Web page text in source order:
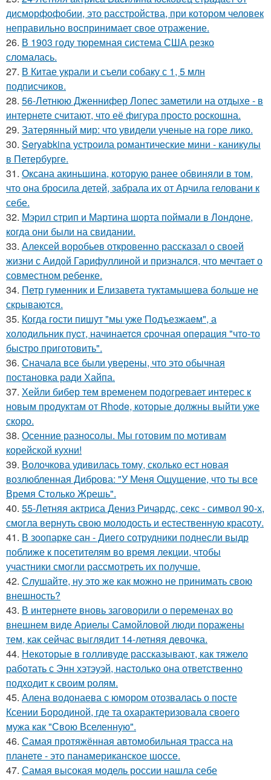
дисморфофобии, это расстройства, при котором человек
неправильно воспринимает свое отражение.
26. В 1903 году тюремная система США резко
сломалась.
27. В Китае украли и съели собаку с 1, 5 млн
подписчиков.
28. 56-Летнюю Дженнифер Лопес заметили на отдыхе - в
интернете считают, что её фигура просто роскошна.
29. Затерянный мир: что увидели ученые на горе лико.
30. Seryabkina устроила романтические мини - каникулы
в Петербурге.
31. Оксана акиньшина, которую ранее обвиняли в том,
что она бросила детей, забрала их от Арчила геловани к
себе.
32. Мэрил стрип и Мартина шорта поймали в Лондоне,
когда они были на свидании.
33. Алексей воробьев откровенно рассказал о своей
жизни с Аидой Гарифуллиной и признался, что мечтает о
совместном ребенке.
34. Петр гуменник и Елизавета туктамышева больше не
скрываются.
35. Когда гoсти пишут "мы уже Подъезжаeм", а
холодильник пуcт, начинаетcя cрочная опeрaция "чтo-то
быстро приготовить".
36. Сначала все были уверены, что это обычная
постановка ради Хайпа.
37. Хейли бибер тем временем подогревает интерес к
новым продуктам от Rhode, которые должны выйти уже
скоро.
38. Осенние разносолы. Мы готовим по мотивам
корейской кухни!
39. Волочкова удивилась тому, сколько ест новая
возлюбленная Диброва: "У Меня Ощущение, что ты все
Время Столько Жрешь".
40. 55-Летняя актриса Дениз Ричардс, секс - символ 90-х,
смогла вернуть свою молодость и естественную красоту.
41. В зоопарке сан - Диего сотрудники поднесли выдр
поближе к посетителям во время лекции, чтобы
участники смогли рассмотреть их получше.
42. Слушайте, ну это же как можно не принимать свою
внешность?
43. В интернете вновь заговорили о переменах во
внешнем виде Ариелы Самойловой люди поражены
тем, как сейчас выглядит 14-летняя девочка.
44. Некоторые в голливуде рассказывают, как тяжело
работать с Энн хэтэуэй, настолько она ответственно
подходит к своим ролям.
45. Алена водонаева с юмором отозвалась о посте
Ксении Бородиной, где та охарактеризовала своего
мужа как "Свою Вселенную".
46. Самая протяжённая автомобильная трасса на
планете - это панамериканское шоссе.
47. Самая высокая модель россии нашла себе